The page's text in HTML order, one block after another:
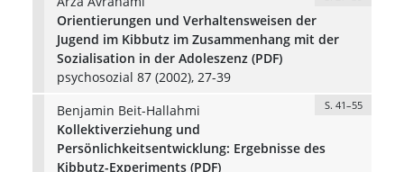
Orientierungen und Verhaltensweisen der
Jugend im Kibbutz im Zusammenhang mit der
Sozialisation in der Adoleszenz (PDF)
psychosozial 87 (2002), 27-39
Benjamin Beit-Hallahmi
S. 41–55
Kollektiverziehung und
Persönlichkeitsentwicklung: Ergebnisse des
Kibbutz-Experiments (PDF)